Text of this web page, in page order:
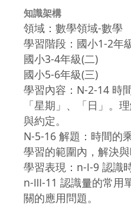
知識架構
領域：數學領域-數學
學習階段：國小1-2年
國小3-4年級(二)
國小5-6年級(三)
學習內容：N-2-14 時
「星期」、「日」。
與約定。
N-5-16 解題：時間的
學習的範圍內，解決
學習表現：n-Ⅰ-9 認識
n-Ⅲ-11 認識量的常用
關的應用問題。